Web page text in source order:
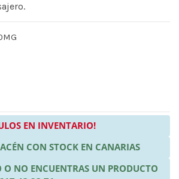
EN INVENTARIO!
CON STOCK EN CANARIAS
O NO ENCUENTRAS UN PRODUCTO